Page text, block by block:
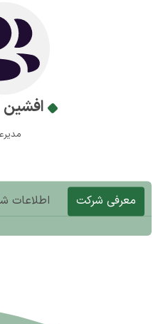
افشین
معرفی شرکت اطلاعات